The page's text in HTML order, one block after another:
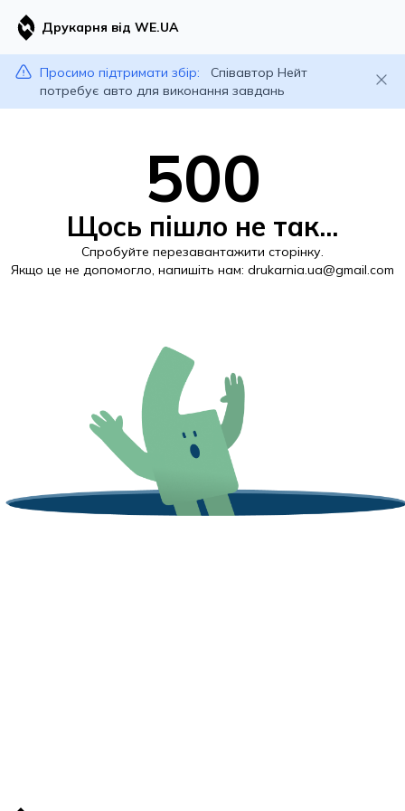
Друкарня від WE.UA
Просимо підтримати збір:
Співавтор Нейт
потребує авто для виконання завдань
500
Щось пішло не так...
Спробуйте перезавантажити сторінку.
Якщо це не допомогло, напишіть нам: drukarnia.ua@gmail.com